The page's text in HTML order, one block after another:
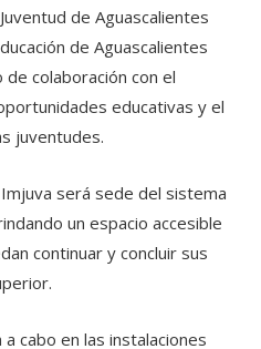
de Aguascalientes
de Aguascalientes
colaboración con el
educativas y el
juventudes.
será sede del sistema
un espacio accesible
continuar y concluir sus
cabo en las instalaciones